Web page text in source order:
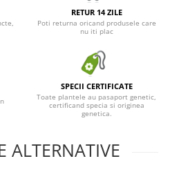
RETUR 14 ZILE
Poti returna oricand produsele care
nu iti plac
SPECII CERTIFICATE
Toate plantele au pasaport genetic,
certificand specia si originea
genetica.
ALTERNATIVE